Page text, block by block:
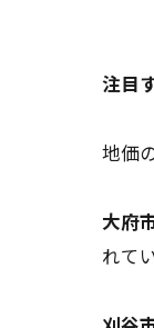
注目
地価
大府
れて